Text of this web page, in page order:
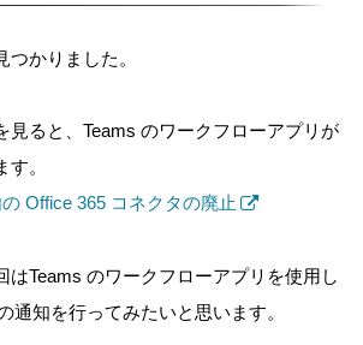
かりました。
見ると、Teams のワークフローアプリが
。
Office 365 コネクタの廃止
はTeams のワークフローアプリを使用し
通知を行ってみたいと思います。